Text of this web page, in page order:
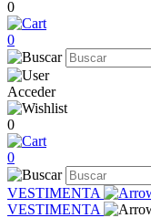
0
0
Acceder
0
0
VESTIMENTA
VESTIMENTA